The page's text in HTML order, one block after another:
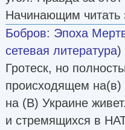
Начинающим читать
Бобров: Эпоха
сетевая литература)
Гротеск, но
происходящем
на (В) Украине
и стремящихся в